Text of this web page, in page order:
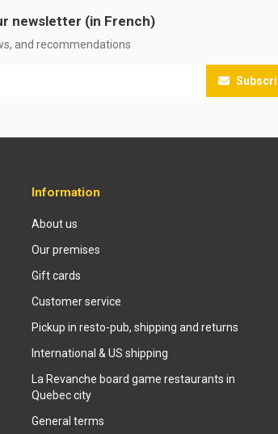
newsletter (in French)
and recommendations
Information
About us
Our premises
Gift cards
Customer service
Pickup in resto-pub, shipping and returns
International & US shipping
La Revanche board game restaurants in
Quebec city
General terms